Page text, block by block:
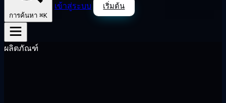
การค้นหา ⌘K
เข้าสู่ระบบ เริ่มต้น
ผลิตภัณฑ์